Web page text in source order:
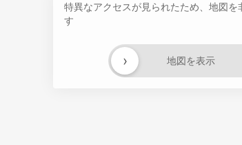
特異なアクセスが見られたため、地図を
す
地図を表示
›